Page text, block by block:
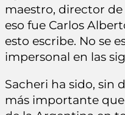
maestro, director
eso fue Carlos
esto escribe. No se
impersonal en las
Sacheri ha sido, sin
más importante